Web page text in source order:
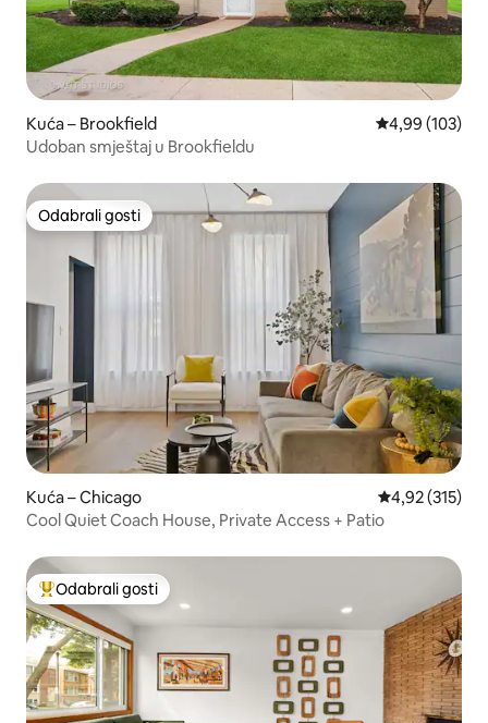
Kuća – Brookfield Prosječna
4,99 (103)
Udoban smještaj u Brookfieldu
Odabrali gosti
Odabrali gosti
Kuća – Chicago Prosječna
4,92 (315)
Cool Quiet Coach House, Private Access + Patio
Među najviše rangiranima s oznakom „Odabrali gosti”
Odabrali gosti